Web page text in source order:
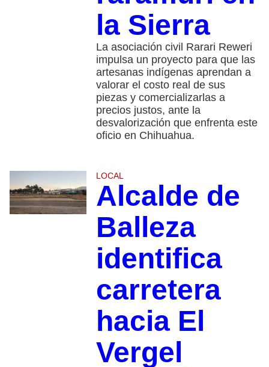
la Sierra
La asociación civil Rarari Reweri
impulsa un proyecto para que las
artesanas indígenas aprendan a
valorar el costo real de sus
piezas y comercializarlas a
precios justos, ante la
desvalorización que enfrenta este
oficio en Chihuahua.
LOCAL
Alcalde de
Balleza
identifica
carretera
hacia El
Vergel